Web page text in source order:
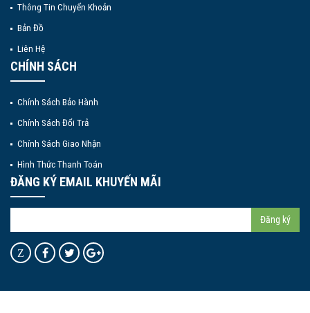
Thông Tin Chuyển Khoản
Bản Đồ
Liên Hệ
CHÍNH SÁCH
Chính Sách Bảo Hành
Chính Sách Đổi Trả
Chính Sách Giao Nhận
Hình Thức Thanh Toán
ĐĂNG KÝ EMAIL KHUYẾN MÃI
Đăng ký
Z